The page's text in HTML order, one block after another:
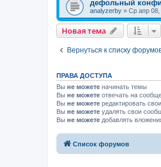
дефольный
analyzerby » Ср апр 08,
Новая тема
Вернуться к списку
ПРАВА ДОСТУПА
Вы не можете начинать темы
Вы не можете отвечать на
Вы не можете редактировать
Вы не можете удалять свои
Вы не можете добавлять
Список форумов